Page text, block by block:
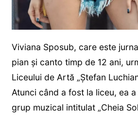
Viviana Sposub, care este
pian și canto timp de 12 ani,
Liceului de Artă „Ștefan
Atunci când a fost la liceu, ea
grup muzical intitulat „Cheia